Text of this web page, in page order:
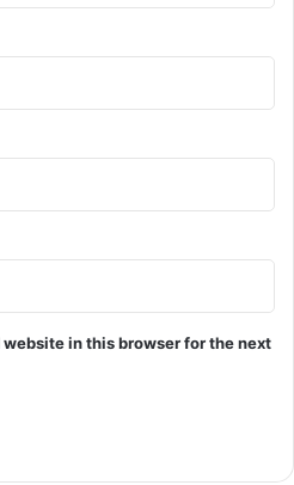
in this browser for the next